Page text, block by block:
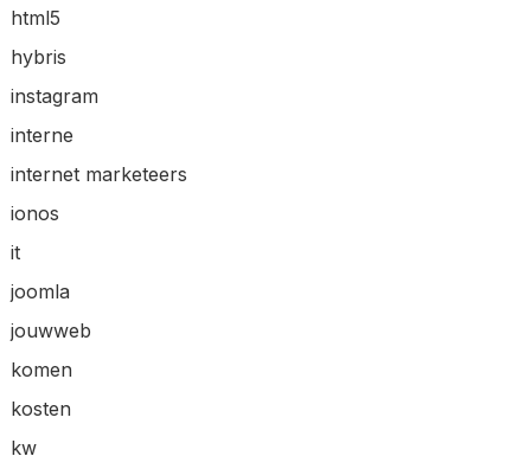
html5
hybris
instagram
interne
internet marketeers
ionos
it
joomla
jouwweb
komen
kosten
kw